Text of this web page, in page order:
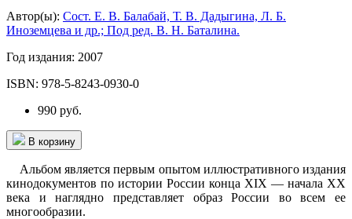
Автор(ы): Сост. Е. В. Балабай, Т. В. Дадыгина, Л. Б.
Иноземцева и др.; Под ред. В. Н. Баталина.
Год издания: 2007
ISBN: 978-5-8243-0930-0
990 руб.
В корзину
Альбом является первым опытом иллюстративного издания
кинодокументов по истории России конца XIX — начала XX
века и наглядно представляет образ России во всем ее
многообразии.